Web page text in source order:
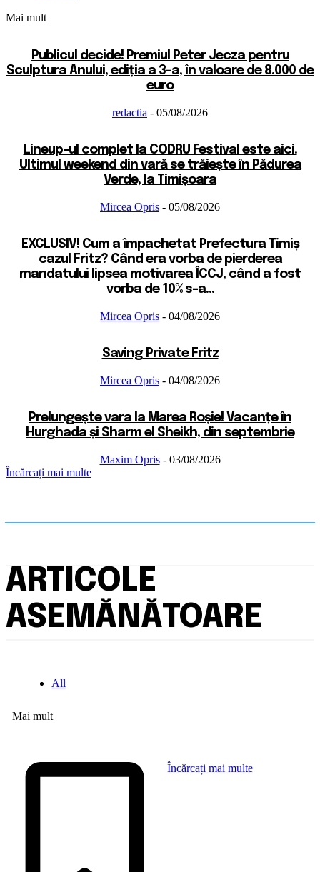
Mai mult
Publicul decide! Premiul Peter Jecza pentru
Sculptura Anului, ediția a 3-a, în valoare de 8.000 de
euro
redactia - 05/08/2026
Lineup-ul complet la CODRU Festival este aici.
Ultimul weekend din vară se trăiește în Pădurea
Verde, la Timișoara
Mircea Opris - 05/08/2026
EXCLUSIV! Cum a împachetat Prefectura Timiș
cazul Fritz? Când era vorba de pierderea
mandatului lipsea motivarea ÎCCJ, când a fost
vorba de 10% s-a...
Mircea Opris - 04/08/2026
Saving Private Fritz
Mircea Opris - 04/08/2026
Prelungește vara la Marea Roșie! Vacanțe în
Hurghada și Sharm el Sheikh, din septembrie
Maxim Opris - 03/08/2026
Încărcați mai multe
ARTICOLE
ASEMĂNĂTOARE
All
Mai mult
Încărcați mai multe